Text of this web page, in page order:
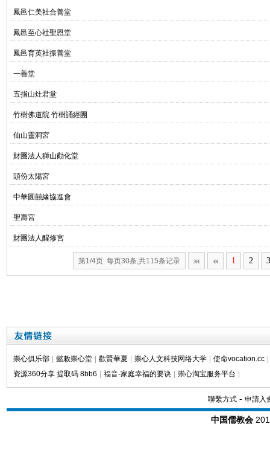
鳳邑仁美社合善堂
鳳邑至心社聖恩堂
鳳邑育英社振善堂
一善堂
五指山灶君堂
竹樹佛道院 竹樹誦經團
仙山靈洞宮
財團法人獅山勸化堂
頭份太陽宮
中華圓囍緣協進會
聖壽宮
財團法人醒修宮
第1/4页 每页30条,共115条记录 1 2 3
崇心俱乐部 懿敕崇心堂 歡賢華夏 崇心人文科技网络大学 使命vocation.cc
资源360分享 提取码 8bb6
福音-家庭幸福的要诀 崇心淘宝服务平台
聯繫方式- 申請入
中国儒教会